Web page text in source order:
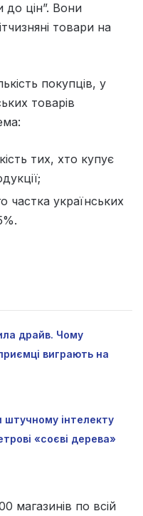
до цін”. Вони
товари на
покупців, у
товарів
тих, хто купує
частка українських
драйв. Чому
виграють на
штучному інтелекту
«соєві дерева»
магазинів по всій